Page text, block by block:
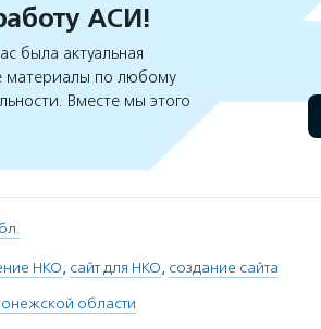
АСИ!
была актуальная
материалы по любому
Вместе мы этого
НКО, сайт для НКО, создание сайта
области